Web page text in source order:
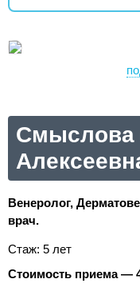
Смыслова
Венеролог,
врач.
Стаж: 5 лет
Стоимость приема —